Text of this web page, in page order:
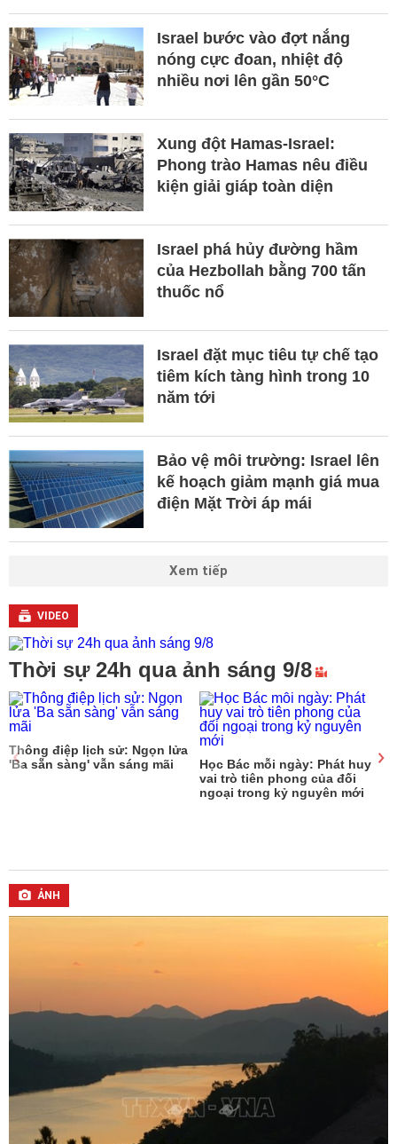
Israel bước vào đợt nắng
nóng cực đoan, nhiệt độ
nhiều nơi lên gần 50°C
Xung đột Hamas-Israel:
Phong trào Hamas nêu điều
kiện giải giáp toàn diện
Israel phá hủy đường hầm
của Hezbollah bằng 700 tấn
thuốc nổ
Israel đặt mục tiêu tự chế tạo
tiêm kích tàng hình trong 10
năm tới
Bảo vệ môi trường: Israel lên
kế hoạch giảm mạnh giá mua
điện Mặt Trời áp mái
Xem tiếp
VIDEO
Thời sự 24h qua ảnh sáng 9/8
Thông điệp lịch sử: Ngọn lửa
'Ba sẵn sàng' vẫn sáng mãi
Học Bác mỗi ngày: Phát huy
vai trò tiên phong của đối
ngoại trong kỷ nguyên mới
ẢNH